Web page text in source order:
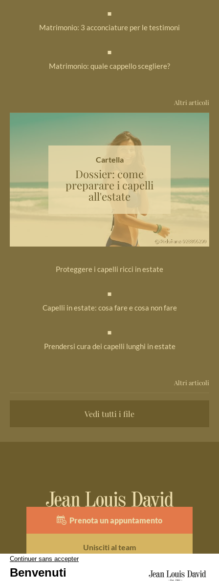
Matrimonio: 3 acconciature per le testimoni
Matrimonio: quale cappello scegliere?
Altri articoli
Cartella
Dossier: come
preparare i capelli
all'estate
Proteggere i capelli ricci in estate
Capelli in estate: cosa fare e cosa non fare
Prendersi cura dei capelli lunghi in estate
Altri articoli
Vedi tutti i file
Prenota un appuntamento
Unisciti al team